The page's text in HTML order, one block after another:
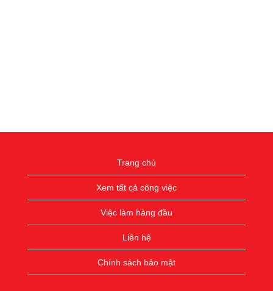
Trang chủ
Xem tất cả công việc
Việc làm hàng đầu
Liên hệ
Chính sách bảo mật